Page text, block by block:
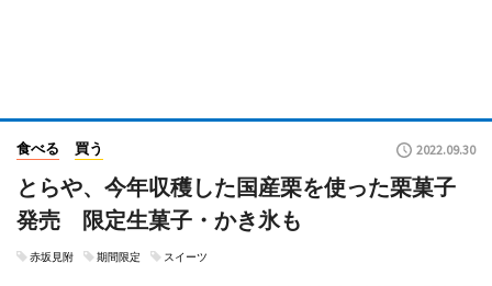
食べる 買う 2022.09.30
とらや、今年収穫した国産栗を使った栗菓子
発売 限定生菓子・かき氷も
赤坂見附 期間限定 スイーツ